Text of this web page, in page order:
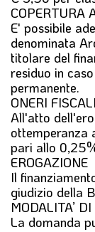
COPERTURA
E' possibile
denominata
titolare del
residuo in
permanente.
ONERI FISCALI
All'atto
ottemperanza
pari allo
EROGAZIONE
Il
giudizio della
MODALITA’ DI
La domanda